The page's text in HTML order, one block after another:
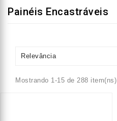
Painéis Encastráveis
Relevância
Mostrando 1-15 de 288 item(ns)